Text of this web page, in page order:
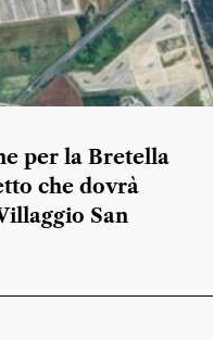
per la Bretella
che dovrà
San